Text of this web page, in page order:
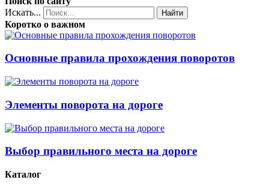
Искать...
Найти
Коротко о важном
Основные правила прохождения поворотов
Элементы поворота на дороге
Выбор правильного места на дороге
Каталог